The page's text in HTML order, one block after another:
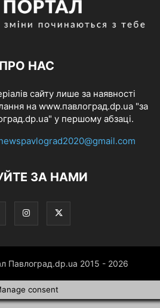
ПРО НАС
сайту лише за наявності
на www.павлоград.dp.ua "за
у першому абзаці.
ЗА НАМИ
Павлоград.dp.ua 2015 - 2026
consent